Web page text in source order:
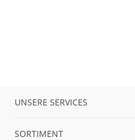
UNSERE SERVICES
SORTIMENT